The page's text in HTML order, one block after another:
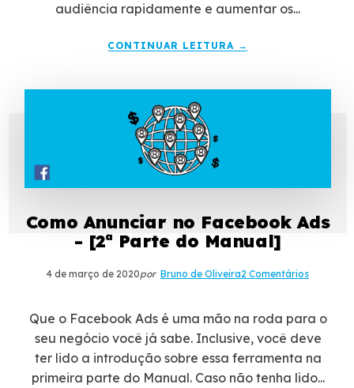
audiência rapidamente e aumentar os...
CONTINUAR LEITURA →
Como Anunciar no Facebook Ads
- [2ª Parte do Manual]
4 de março de 2020por Bruno de Oliveira2 Comentários
Que o Facebook Ads é uma mão na roda para o
seu negócio você já sabe. Inclusive, você deve
ter lido a introdução sobre essa ferramenta na
primeira parte do Manual. Caso não tenha lido...